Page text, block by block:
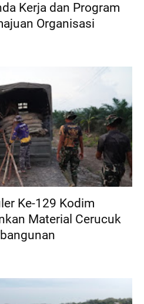
Kerja dan Program
Organisasi
Ke-129 Kodim
Material Cerucuk